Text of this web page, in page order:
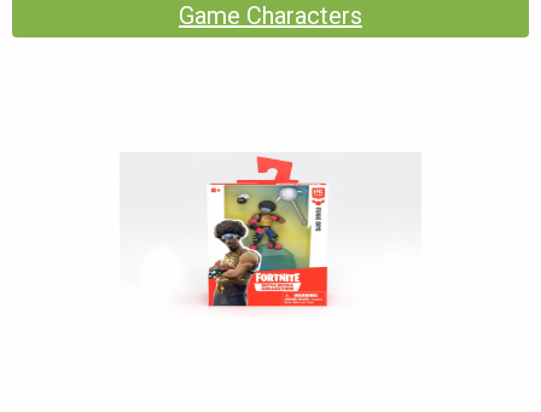
Game Characters